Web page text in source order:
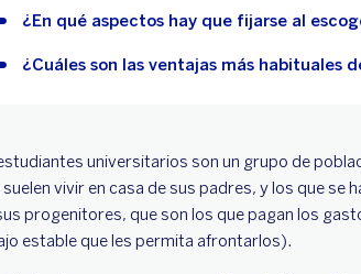
¿En qué aspectos hay que fijarse al
¿Cuáles son las ventajas más
universitarios son un grupo de
vivir en casa de sus padres, y los que
progenitores, que son los que pagan los
estable que les permita afrontarlos).